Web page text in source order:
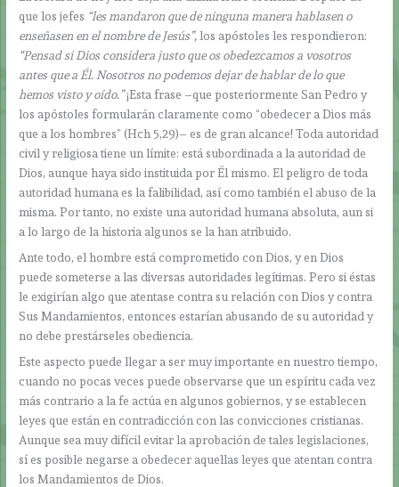
que los jefes “les mandaron que de ninguna manera hablasen o
enseñasen en el nombre de Jesús”,los apóstoles les respondieron:
“Pensad si Dios considera justo que os obedezcamos a vosotros
antes que a Él. Nosotros no podemos dejar de hablar de lo que
hemos visto y oído.”¡Esta frase –que posteriormente San Pedro y
los apóstoles formularán claramente como “obedecer a Dios más
que a los hombres” (Hch 5,29)– es de gran alcance! Toda autoridad
civil y religiosa tiene un límite: está subordinada a la autoridad de
Dios, aunque haya sido instituida por Él mismo. El peligro de toda
autoridad humana es la falibilidad, así como también el abuso de la
misma. Por tanto, no existe una autoridad humana absoluta, aun si
a lo largo de la historia algunos se la han atribuido.
Ante todo, el hombre está comprometido con Dios, y en Dios
puede someterse a las diversas autoridades legítimas. Pero si éstas
le exigirían algo que atentase contra su relación con Dios y contra
Sus Mandamientos, entonces estarían abusando de su autoridad y
no debe prestárseles obediencia.
Este aspecto puede llegar a ser muy importante en nuestro tiempo,
cuando no pocas veces puede observarse que un espíritu cada vez
más contrario a la fe actúa en algunos gobiernos, y se establecen
leyes que están en contradicción con las convicciones cristianas.
Aunque sea muy difícil evitar la aprobación de tales legislaciones,
sí es posible negarse a obedecer aquellas leyes que atentan contra
los Mandamientos de Dios.